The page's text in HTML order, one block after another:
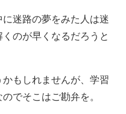
迷路の夢をみた人は迷
のが早くなるだろうと
もしれませんが、学習
でそこはご勘弁を。